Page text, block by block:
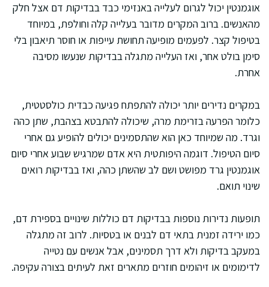
אוגמנטין יכול לגרום לעלייה באנזימי כבד בבדיקות דם אצל חלק
מהאנשים. ברוב המקרים מדובר בעלייה קלה וחולפת, במיוחד
בטיפול קצר. לפעמים מופיעה תחושת עייפות או חוסר תיאבון בלי
סימן בולט אחר, ואז העלייה מתגלה בבדיקות שנעשו מסיבה
אחרת.
במקרים נדירים יותר יכולה להתפתח פגיעה כבדית כולסטטית,
כלומר הפרעה בזרימת מרה, שיכולה להתבטא בצהבת, שתן כהה
וגרד. מה שמיוחד כאן הוא שהתסמינים יכולים להופיע גם אחרי
סיום הטיפול. דוגמה היפותטית היא אדם שמרגיש שבוע אחרי סיום
אוגמנטין גרד מפושט ושם לב שהשתן כהה, ואז בבדיקות רואים
שינוי תואם.
תופעות נדירות נוספות בבדיקות דם כוללות שינויים בספירת דם,
כמו ירידה זמנית בתאי דם לבנים או בטסיות. לרוב זה מתגלה
במעקב בדיקות ולא דרך תסמינים, אבל אנשים עם נטייה
לדימומים או זיהומים חוזרים מתארים זאת לעיתים בצורה עקיפה.